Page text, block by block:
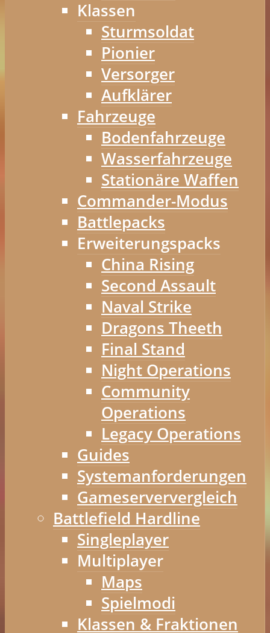
Klassen
Sturmsoldat
Pionier
Versorger
Aufklärer
Fahrzeuge
Bodenfahrzeuge
Wasserfahrzeuge
Stationäre Waffen
Commander-Modus
Battlepacks
Erweiterungspacks
China Rising
Second Assault
Naval Strike
Dragons Theeth
Final Stand
Night Operations
Community
Operations
Legacy Operations
Guides
Systemanforderungen
Gameserververgleich
Battlefield Hardline
Singleplayer
Multiplayer
Maps
Spielmodi
Klassen & Fraktionen